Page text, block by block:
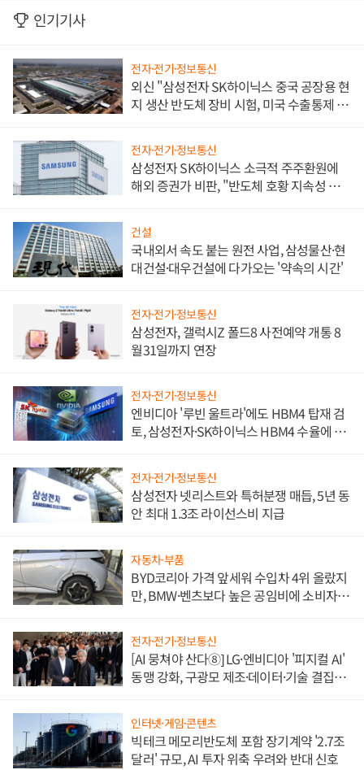
인기기사
전자·전기·정보통신
외신 "삼성전자 SK하이닉스 중국 공장용 현
지 생산 반도체 장비 시험, 미국 수출통제 대
전자·전기·정보통신
삼성전자 SK하이닉스 소극적 주주환원에
해외 증권가 비판, "반도체 호황 지속성 의
건설
국내외서 속도 붙는 원전 사업, 삼성물산·현
대건설·대우건설에 다가오는 '약속의 시간'
전자·전기·정보통신
삼성전자, 갤럭시Z 폴드8 사전예약 개통 8
월31일까지 연장
전자·전기·정보통신
엔비디아 '루빈 울트라'에도 HBM4 탑재 검
토, 삼성전자·SK하이닉스 HBM4 수율에 주
전자·전기·정보통신
삼성전자 넷리스트와 특허분쟁 매듭, 5년 동
안 최대 1.3조 라이선스비 지급
자동차·부품
BYD코리아 가격 앞세워 수입차 4위 올랐지
만, BMW·벤츠보다 높은 공임비에 소비자
전자·전기·정보통신
[AI 뭉쳐야 산다⑧] LG·엔비디아 '피지컬 AI'
동맹 강화, 구광모 제조·데이터·기술 결집
인터넷·게임·콘텐츠
빅테크 메모리반도체 포함 장기계약 '2.7조
달러' 규모, AI 투자 위축 우려와 반대 신호